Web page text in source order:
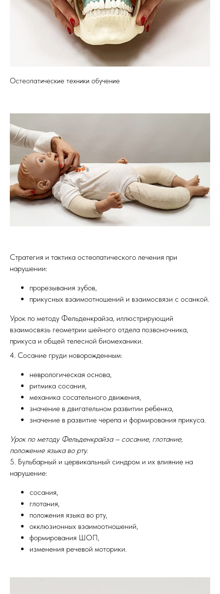
Остеопатические техники обучение
Стратегия и тактика остеопатического лечения при
нарушении:
прорезывания зубов,
прикусных взаимоотношений и взаимосвязи с осанкой.
Урок по методу Фельденкрайза, иллюстрирующий
взаимосвязь геометрии шейного отдела позвоночника,
прикуса и общей телесной биомеханики.
4. Сосание груди новорожденным:
неврологическая основа,
ритмика сосания,
механика сосательного движения,
значение в двигательном развитии ребенка,
значение в развитие черепа и формирования прикуса.
Урок по методу Фельденкрайза – сосание, глотание,
положение языка во рту.
5. Бульбарный и цервикальный синдром и их влияние на
нарушение:
сосания,
глотания,
положения языка во рту,
окклюзионных взаимоотношений,
формирования ШОП,
изменения речевой моторики.